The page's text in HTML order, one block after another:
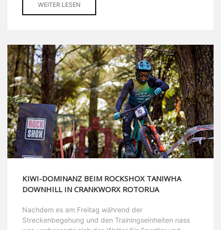
WEITER LESEN
KIWI-DOMINANZ BEIM ROCKSHOX TANIWHA
DOWNHILL IN CRANKWORX ROTORUA
Nachdem es am Freitag während der
Streckenbegehung und den Trainingseinheiten nass